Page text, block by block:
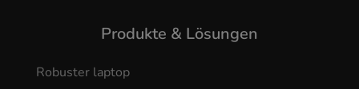
Produkte & Lösungen
Robuster laptop